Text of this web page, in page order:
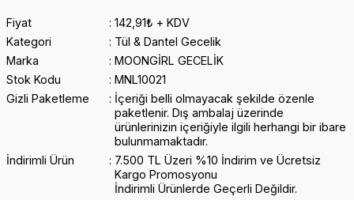
Fiyat
142,91₺ + KDV
Kategori
Tül & Dantel Gecelik
Marka
MOONGİRL GECELİK
Stok Kodu
MNL10021
Gizli Paketleme
İçeriği belli olmayacak şekilde özenle
paketlenir. Dış ambalaj üzerinde
ürünlerinizin içeriğiyle ilgili herhangi bir ibare
bulunmamaktadır.
İndirimli Ürün
7.500 TL Üzeri %10 İndirim ve Ücretsiz
Kargo Promosyonu
İndirimli Ürünlerde Geçerli Değildir.